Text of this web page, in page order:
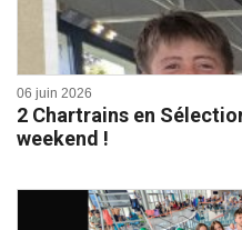
06 juin 2026
2 Chartrains en
weekend !